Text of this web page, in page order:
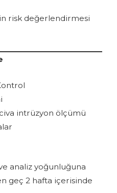
risk değerlendirmesi
civa intrüzyon ölçümü
analiz yoğunluğuna
geç 2 hafta içerisinde